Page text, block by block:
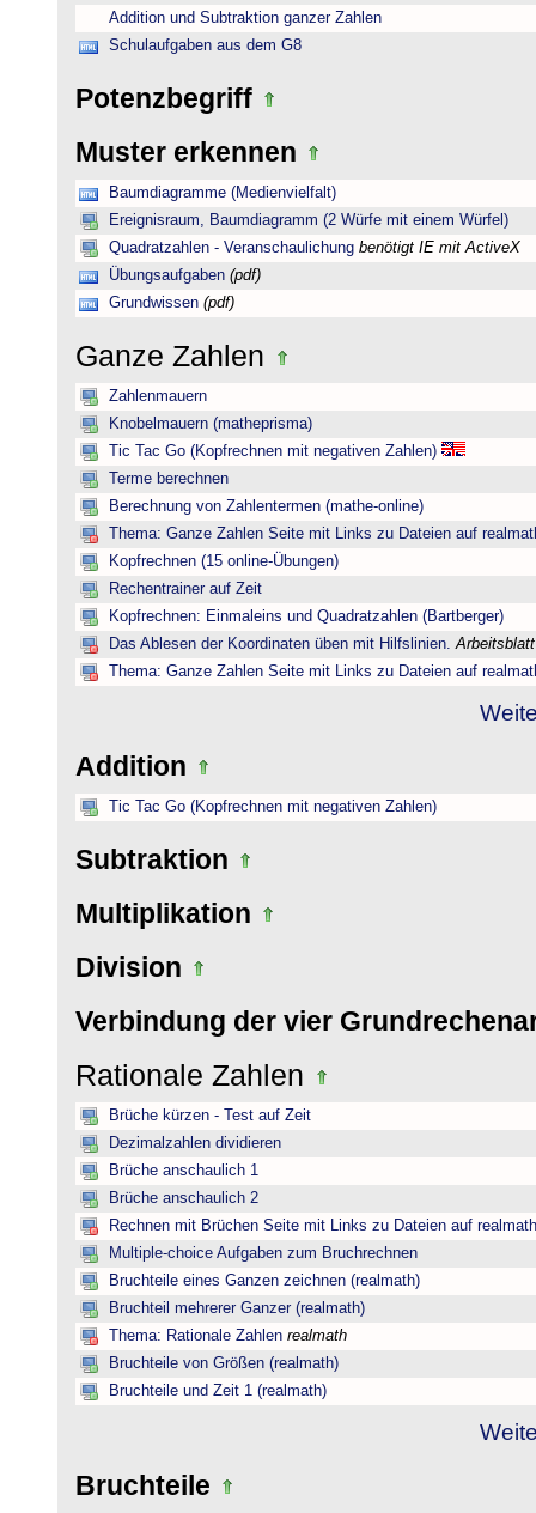
Addition und Subtraktion ganzer Zahlen
Schulaufgaben aus dem G8
Potenzbegriff
Muster erkennen
Baumdiagramme (Medienvielfalt)
Ereignisraum, Baumdiagramm (2 Würfe mit einem Würfel)
Quadratzahlen - Veranschaulichung benötigt IE mit ActiveX
Übungsaufgaben (pdf)
Grundwissen (pdf)
Ganze Zahlen
Zahlenmauern
Knobelmauern (matheprisma)
Tic Tac Go (Kopfrechnen mit negativen Zahlen)
Terme berechnen
Berechnung von Zahlentermen (mathe-online)
Thema: Ganze Zahlen Seite mit Links zu Dateien auf
Kopfrechnen (15 online-Übungen)
Rechentrainer auf Zeit
Kopfrechnen: Einmaleins und Quadratzahlen (Bartberger)
Das Ablesen der Koordinaten üben mit Hilfslinien.
Thema: Ganze Zahlen Seite mit Links zu Dateien auf
Addition
Tic Tac Go (Kopfrechnen mit negativen Zahlen)
Subtraktion
Multiplikation
Division
Verbindung der vier
Rationale Zahlen
Brüche kürzen - Test auf Zeit
Dezimalzahlen dividieren
Brüche anschaulich 1
Brüche anschaulich 2
Rechnen mit Brüchen Seite mit Links zu Dateien auf
Multiple-choice Aufgaben zum Bruchrechnen
Bruchteile eines Ganzen zeichnen (realmath)
Bruchteil mehrerer Ganzer (realmath)
Thema: Rationale Zahlen realmath
Bruchteile von Größen (realmath)
Bruchteile und Zeit 1 (realmath)
Bruchteile